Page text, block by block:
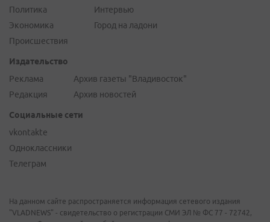
Политика
Экономика
Происшествия
Интервью
Город на ладони
Издательство
Реклама
Редакция
Архив газеты "Владивосток"
Архив новостей
Социальные сети
vkontakte
Одноклассники
Телеграм
На данном сайте распространяется информация сетевого издания
"VLADNEWS" - свидетельство о регистрации СМИ ЭЛ № ФС 77 - 72742,